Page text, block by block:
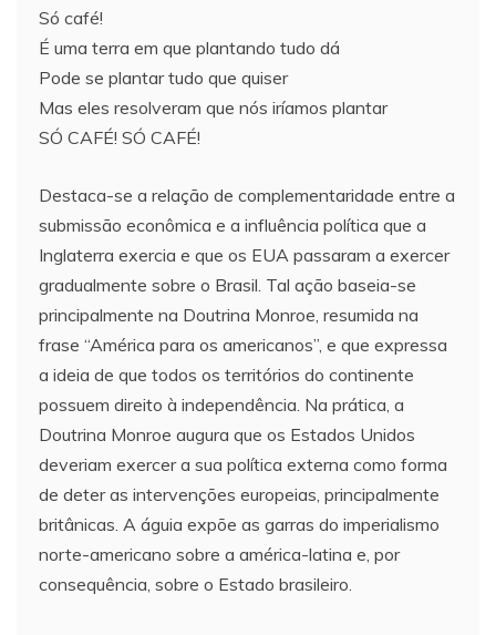
Só café!
É uma terra em que plantando tudo dá
Pode se plantar tudo que quiser
Mas eles resolveram que nós iríamos plantar
SÓ CAFÉ! SÓ CAFÉ!
Destaca-se a relação de complementaridade entre a
submissão econômica e a influência política que a
Inglaterra exercia e que os EUA passaram a exercer
gradualmente sobre o Brasil. Tal ação baseia-se
principalmente na Doutrina Monroe, resumida na
frase “América para os americanos”, e que expressa
a ideia de que todos os territórios do continente
possuem direito à independência. Na prática, a
Doutrina Monroe augura que os Estados Unidos
deveriam exercer a sua política externa como forma
de deter as intervenções europeias, principalmente
britânicas. A águia expõe as garras do imperialismo
norte-americano sobre a américa-latina e, por
consequência, sobre o Estado brasileiro.